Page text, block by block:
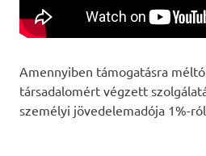
Amennyiben támogatásra
társadalomért végzett
személyi jövedelemadója 1%-